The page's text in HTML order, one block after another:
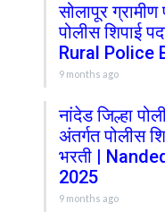
सोलापूर
पोलीस शिपाई
Rural Police
9 months ago
नांदेड जिल्हा
अंतर्गत पोलीस
भरती |
2025
9 months ago